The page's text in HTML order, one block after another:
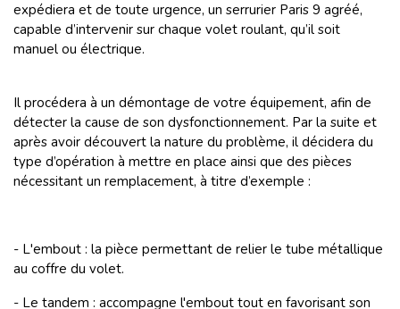
expédiera et de toute urgence, un serrurier Paris 9 agréé,
capable d’intervenir sur chaque volet roulant, qu’il soit
manuel ou électrique.
Il procédera à un démontage de votre équipement, afin de
détecter la cause de son dysfonctionnement. Par la suite et
après avoir découvert la nature du problème, il décidera du
type d’opération à mettre en place ainsi que des pièces
nécessitant un remplacement, à titre d’exemple :
- L'embout : la pièce permettant de relier le tube métallique
au coffre du volet.
- Le tandem : accompagne l'embout tout en favorisant son